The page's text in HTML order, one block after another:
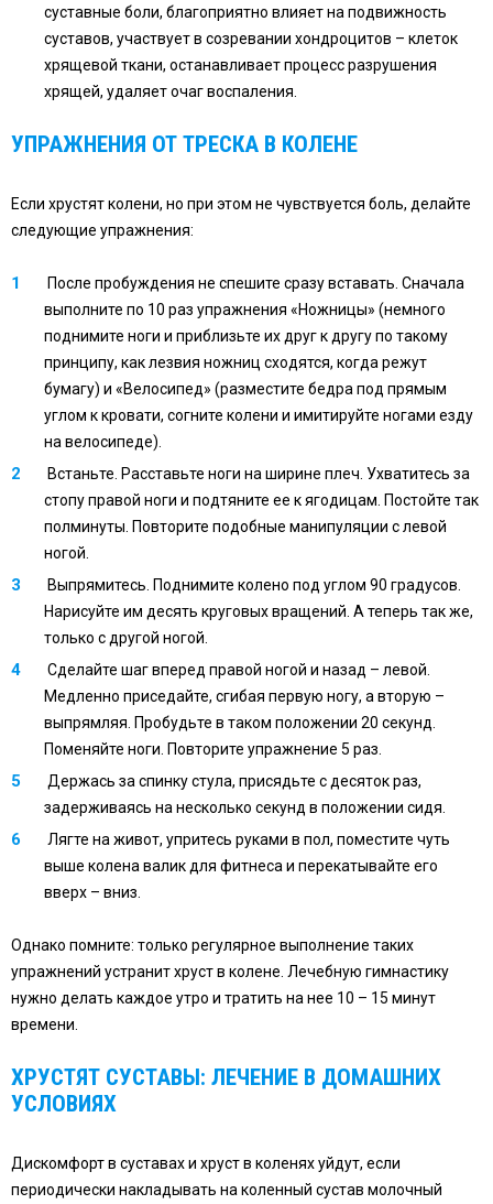
суставные боли, благоприятно влияет на подвижность
суставов, участвует в созревании хондроцитов – клеток
хрящевой ткани, останавливает процесс разрушения
хрящей, удаляет очаг воспаления.
УПРАЖНЕНИЯ ОТ ТРЕСКА В КОЛЕНЕ
Если хрустят колени, но при этом не чувствуется боль, делайте
следующие упражнения:
После пробуждения не спешите сразу вставать. Сначала
выполните по 10 раз упражнения «Ножницы» (немного
поднимите ноги и приблизьте их друг к другу по такому
принципу, как лезвия ножниц сходятся, когда режут
бумагу) и «Велосипед» (разместите бедра под прямым
углом к кровати, согните колени и имитируйте ногами езду
на велосипеде).
Встаньте. Расставьте ноги на ширине плеч. Ухватитесь за
стопу правой ноги и подтяните ее к ягодицам. Постойте так
полминуты. Повторите подобные манипуляции с левой
ногой.
Выпрямитесь. Поднимите колено под углом 90 градусов.
Нарисуйте им десять круговых вращений. А теперь так же,
только с другой ногой.
Сделайте шаг вперед правой ногой и назад – левой.
Медленно приседайте, сгибая первую ногу, а вторую –
выпрямляя. Пробудьте в таком положении 20 секунд.
Поменяйте ноги. Повторите упражнение 5 раз.
Держась за спинку стула, присядьте с десяток раз,
задерживаясь на несколько секунд в положении сидя.
Лягте на живот, упритесь руками в пол, поместите чуть
выше колена валик для фитнеса и перекатывайте его
вверх – вниз.
Однако помните: только регулярное выполнение таких
упражнений устранит хруст в колене. Лечебную гимнастику
нужно делать каждое утро и тратить на нее 10 – 15 минут
времени.
ХРУСТЯТ СУСТАВЫ: ЛЕЧЕНИЕ В ДОМАШНИХ
УСЛОВИЯХ
Дискомфорт в суставах и хруст в коленях уйдут, если
периодически накладывать на коленный сустав молочный